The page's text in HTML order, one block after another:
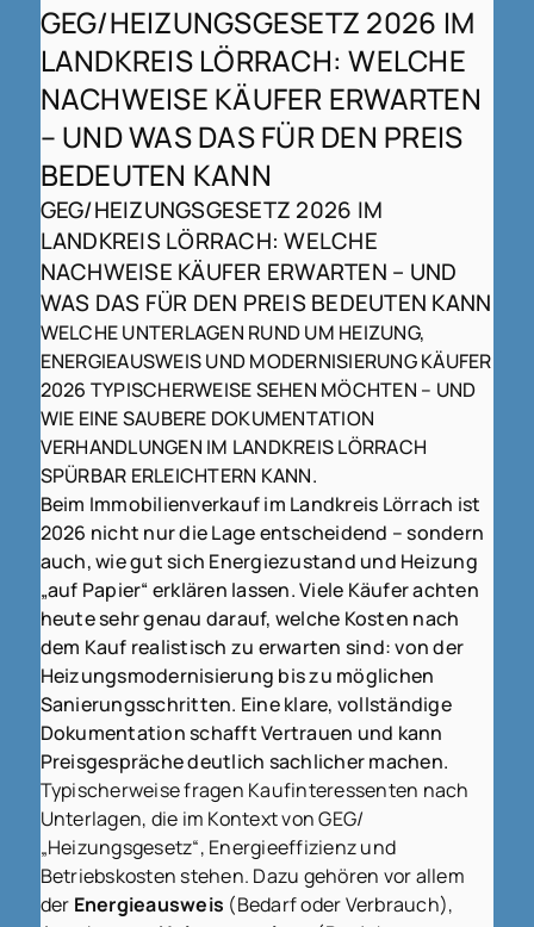
GEG/HEIZUNGSGESETZ 2026 IM
LANDKREIS LÖRRACH: WELCHE
NACHWEISE KÄUFER ERWARTEN
– UND WAS DAS FÜR DEN PREIS
BEDEUTEN KANN
GEG/HEIZUNGSGESETZ 2026 IM
LANDKREIS LÖRRACH: WELCHE
NACHWEISE KÄUFER ERWARTEN – UND
WAS DAS FÜR DEN PREIS BEDEUTEN KANN
WELCHE UNTERLAGEN RUND UM HEIZUNG,
ENERGIEAUSWEIS UND MODERNISIERUNG KÄUFER
2026 TYPISCHERWEISE SEHEN MÖCHTEN – UND
WIE EINE SAUBERE DOKUMENTATION
VERHANDLUNGEN IM LANDKREIS LÖRRACH
SPÜRBAR ERLEICHTERN KANN.
Beim Immobilienverkauf im Landkreis Lörrach ist
2026 nicht nur die Lage entscheidend – sondern
auch, wie gut sich Energiezustand und Heizung
„auf Papier“ erklären lassen. Viele Käufer achten
heute sehr genau darauf, welche Kosten nach
dem Kauf realistisch zu erwarten sind: von der
Heizungsmodernisierung bis zu möglichen
Sanierungsschritten. Eine klare, vollständige
Dokumentation schafft Vertrauen und kann
Preisgespräche deutlich sachlicher machen.
Typischerweise fragen Kaufinteressenten nach
Unterlagen, die im Kontext von GEG/
„Heizungsgesetz“, Energieeffizienz und
Betriebskosten stehen. Dazu gehören vor allem
der Energieausweis (Bedarf oder Verbrauch),